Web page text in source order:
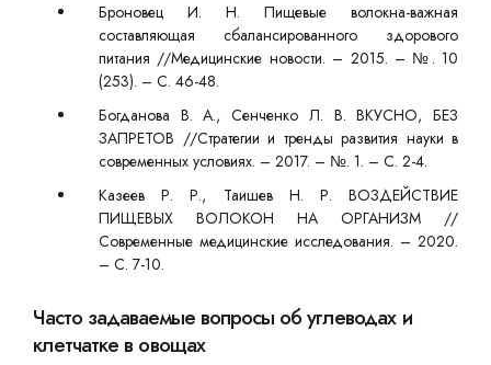
Броновец И. Н. Пищевые волокна-важная
составляющая сбалансированного здорового
питания //Медицинские новости. – 2015. – №. 10
(253). – С. 46-48.
Богданова В. А., Сенченко Л. В. ВКУСНО, БЕЗ
ЗАПРЕТОВ //Стратегии и тренды развития науки в
современных условиях. – 2017. – №. 1. – С. 2-4.
Казеев Р. Р., Таишев Н. Р. ВОЗДЕЙСТВИЕ
ПИЩЕВЫХ ВОЛОКОН НА ОРГАНИЗМ //
Современные медицинские исследования. – 2020.
– С. 7-10.
Часто задаваемые вопросы об углеводах и
клетчатке в овощах